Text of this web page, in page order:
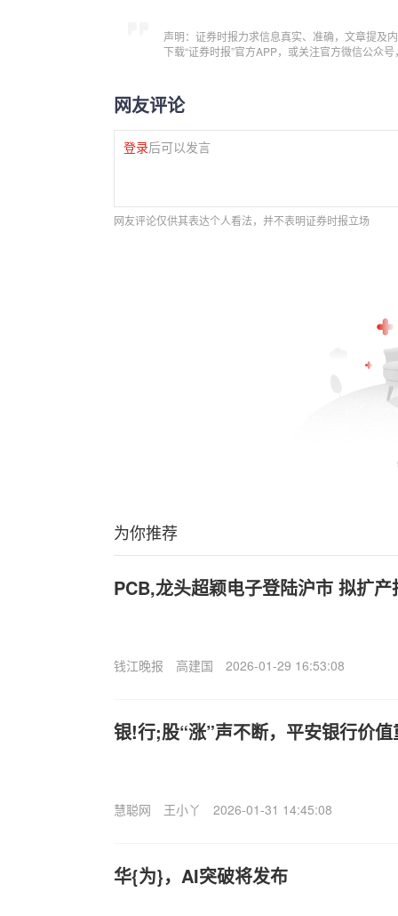
声明：证券时报力求信息真实、准确，文章提及
下载“证券时报”官方APP，或关注官方微信公众
网友评论
登录后可以发言
网友评论仅供其表达个人看法，并不表明证券时报立场
为你推荐
PCB,龙头超颖电子登陆沪市 拟扩
钱江晚报 高建国 2026-01-29 16:53:08
银!行;股“涨”声不断，平安银行价
慧聪网 王小丫 2026-01-31 14:45:08
华{为}，AI突破将发布